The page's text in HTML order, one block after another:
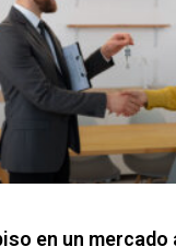
en un